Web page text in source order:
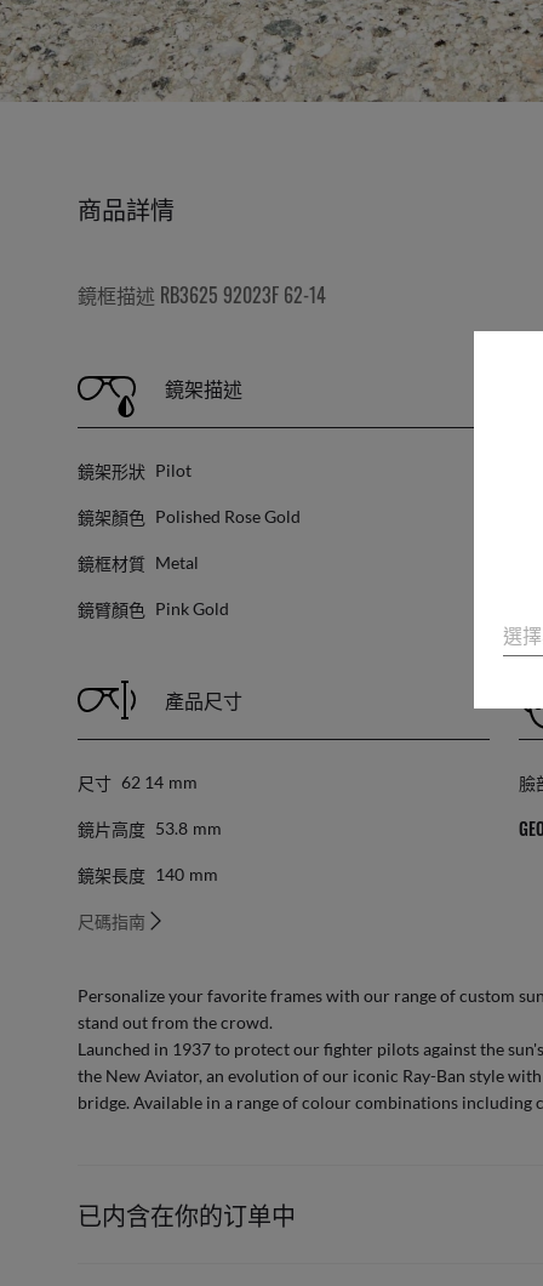
選
商品詳情
鏡框描述 RB3625 92023F 62-14
鏡架描述
鏡架形狀 Pilot
鏡架顏色 Polished Rose Gold
鏡框材質 Metal
鏡臂顏色 Pink Gold
產品尺寸
尺寸 62 14 Mm
鏡片高度 53.8 Mm
鏡架長度 140 Mm
尺碼指南
臉
Personalize your favorite frames with our range ofcustom
stand out from the crowd.
Launched in 1937 to protect our fighter pilots against the
the New Aviator, an evolution of our iconic Ray-Ban style
bridge. Available in a range of colour combinations including
已内含在你的订单中